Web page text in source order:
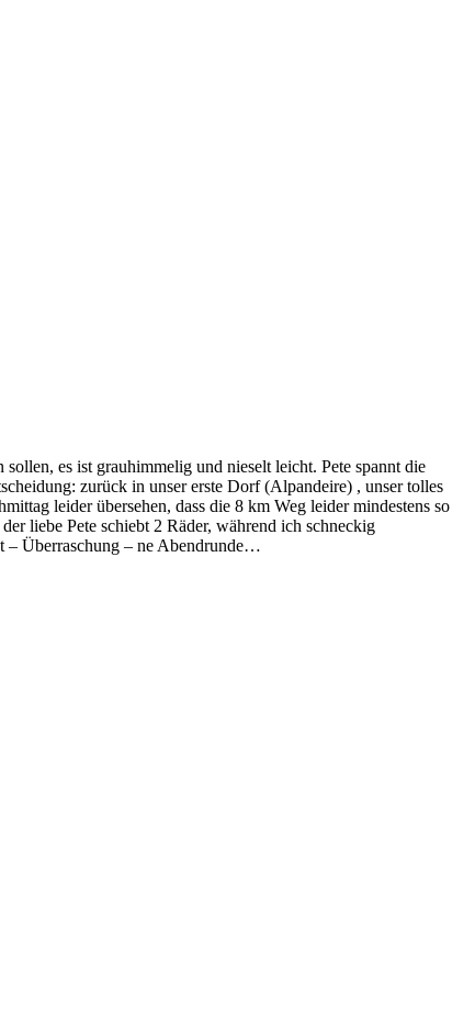
es ist grauhimmelig und nieselt leicht. Pete spannt die
zurück in unser erste Dorf (Alpandeire) , unser tolles
leider übersehen, dass die 8 km Weg leider mindestens so
liebe Pete schiebt 2 Räder, während ich schneckig
– Überraschung – ne Abendrunde…